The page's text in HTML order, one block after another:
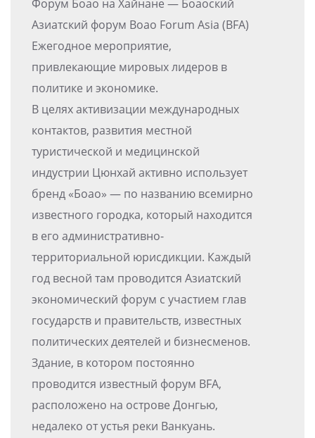
Форум Боао на Хайнане — Боаоский
Азиатский форум Boao Forum Asia (BFA)
Ежегодное мероприятие,
привлекающие мировых лидеров в
политике и экономике.
В целях активизации международных
контактов, развития местной
туристической и медицинской
индустрии Цюнхай активно использует
бренд «Боао» — по названию всемирно
известного городка, который находится
в его административно-
территориальной юрисдикции. Каждый
год весной там проводится Азиатский
экономический форум с участием глав
государств и правительств, известных
политических деятелей и бизнесменов.
Здание, в котором постоянно
проводится известный форум BFA,
расположено на острове Донгью,
недалеко от устья реки Ванкуань.